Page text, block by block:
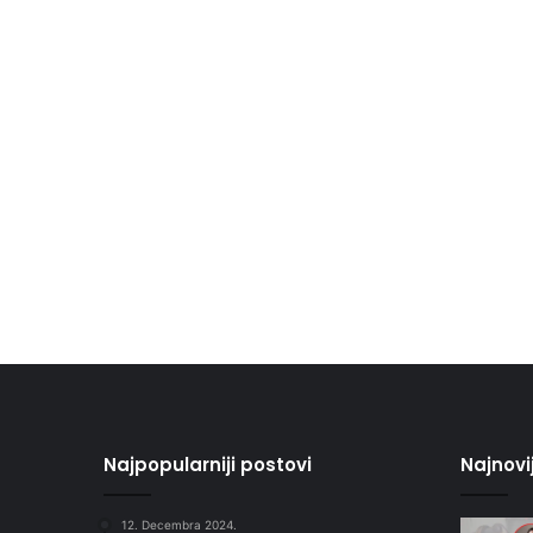
Najpopularniji postovi
12. Decembra 2024.